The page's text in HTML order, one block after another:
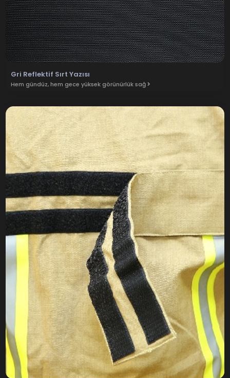
Gri Reflektif Sırt Yazısı
Hem gündüz, hem gece yüksek görünürlük sağ